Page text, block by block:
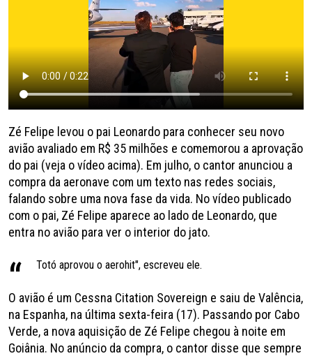
Zé Felipe levou o pai Leonardo para conhecer seu novo
avião avaliado em R$ 35 milhões e comemorou a aprovação
do pai (veja o vídeo acima). Em julho, o cantor anunciou a
compra da aeronave com um texto nas redes sociais,
falando sobre uma nova fase da vida. No vídeo publicado
com o pai, Zé Felipe aparece ao lado de Leonardo, que
entra no avião para ver o interior do jato.
Totó aprovou o aerohit", escreveu ele.
O avião é um Cessna Citation Sovereign e saiu de Valência,
na Espanha, na última sexta-feira (17). Passando por Cabo
Verde, a nova aquisição de Zé Felipe chegou à noite em
Goiânia. No anúncio da compra, o cantor disse que sempre